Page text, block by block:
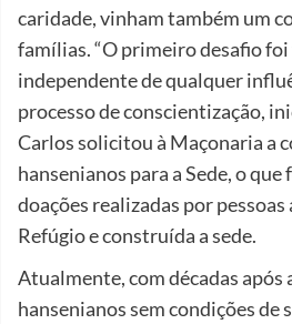
caridade, vinham também um
famílias. “O primeiro desafio
independente de qualquer
processo de conscientização,
Carlos solicitou à Maçonaria a
hansenianos para a Sede, o
doações realizadas por
Refúgio e construída a sede.
Atualmente, com décadas após
hansenianos sem condições de